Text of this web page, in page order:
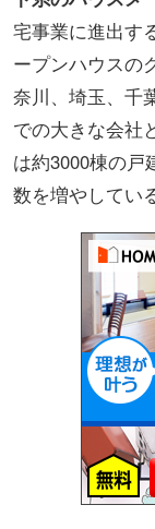
宅事業に進出す
ープンハウスの
奈川、埼玉、千
での大きな会社
は約3000棟の戸
数を増やしてい